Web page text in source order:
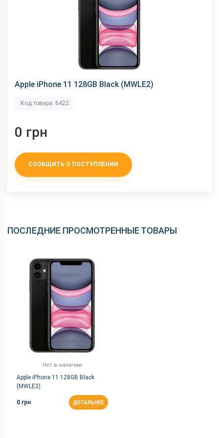
Apple iPhone 11 128GB Black (MWLE2)
Код товара: 6422
0 грн
СООБЩИТЬ О ПОСТУПЛЕНИИ
ПОСЛЕДНИЕ ПРОСМОТРЕННЫЕ ТОВАРЫ
Нет в наличии
Apple iPhone 11 128GB Black
(MWLE2)
0 грн ДЕТАЛЬНЕЕ